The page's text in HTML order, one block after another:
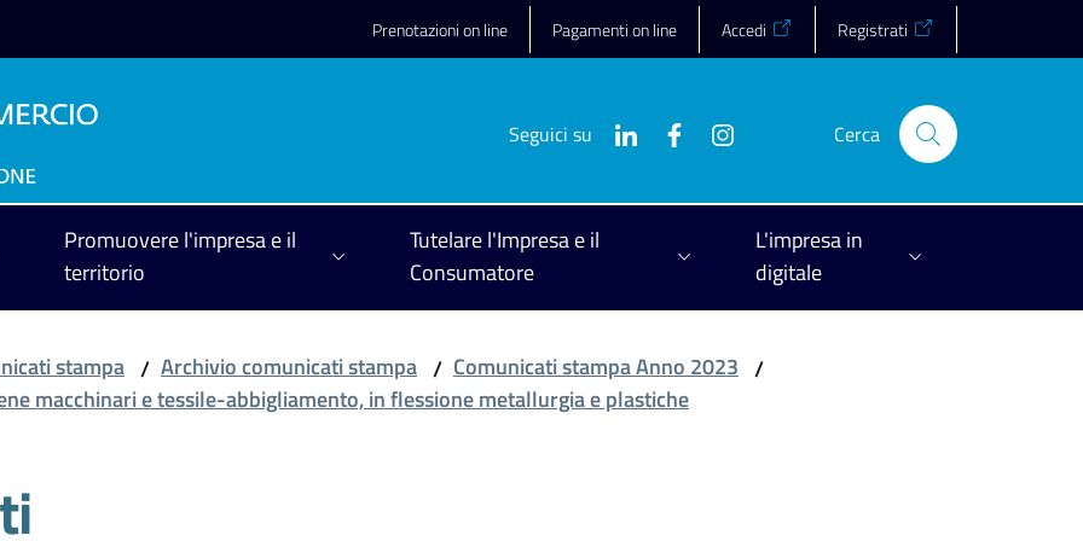
Prenotazioni on line Pagamenti on line Accedi Registrati
Seguici su Cerca
Promuovere l'impresa e il
territorio
Tutelare l'Impresa e il
Consumatore
L'impresa in
digitale
stampa / Archivio comunicati stampa / Comunicati stampa Anno 2023 /
macchinari e tessile-abbigliamento, in flessione metallurgia e plastiche